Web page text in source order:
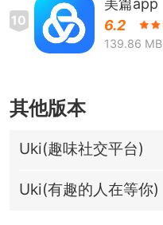
10
美篇app
6.2
139.86 MB
其他版本
Uki(趣味社交平台)
Uki(有趣的人在等你)